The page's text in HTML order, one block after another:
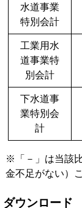
水道事業
特別会計
工業用水
道事業特
別会計
下水道事
業特別会
計
※「－」は当該
金不足がない）
ダウンロード